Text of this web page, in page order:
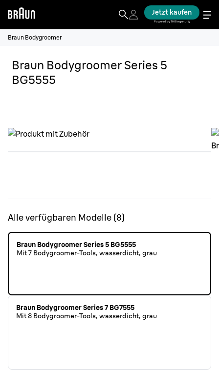
Jetzt kaufen
Powered by THG Ingenuity
Braun Bodygroomer
Braun Bodygroomer Series 5
BG5555
Alle verfügbaren Modelle (8)
Braun Bodygroomer Series 5 BG5555
Mit 7 Bodygroomer-Tools, wasserdicht, grau
Braun Bodygroomer Series 7 BG7555
Mit 8 Bodygroomer-Tools, wasserdicht, grau